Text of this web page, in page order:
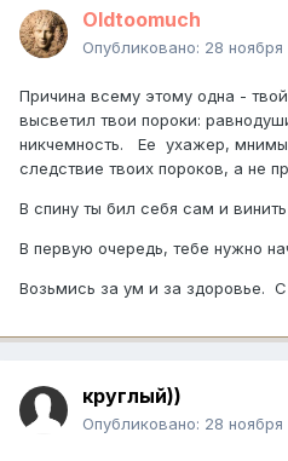
Oldtoomuch
Опубликовано: 28 ноября
Причина всему этому одна -
высветил твои пороки:
никчемность. Ее ухажер,
следствие твоих пороков, а не
В спину ты бил себя сам и винить
В первую очередь, тебе нужно
Возьмись за ум и за здоровье. С
круглый))
Опубликовано: 28 ноября